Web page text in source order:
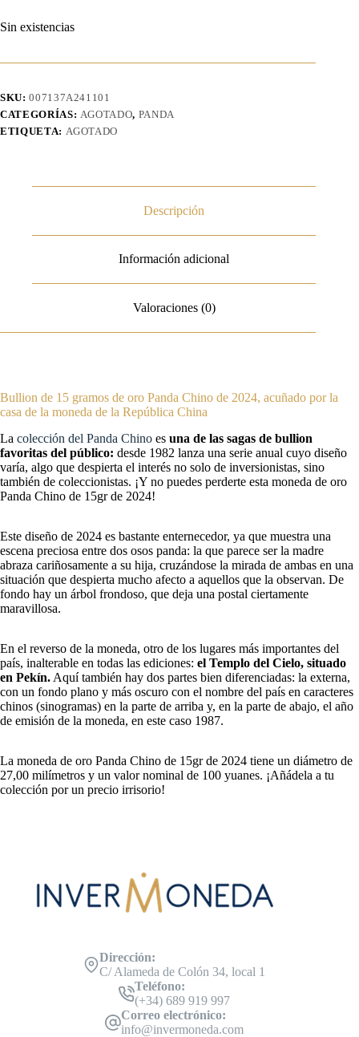
Sin existencias
SKU:007137A241101
CATEGORÍAS: AGOTADO, PANDA
ETIQUETA: AGOTADO
Descripción
Información adicional
Valoraciones (0)
Bullion de 15 gramos de oro Panda Chino de 2024, acuñado por la
casa de la moneda de la República China
La colección del Panda Chino es una de las sagas de bullion
favoritas del público: desde 1982 lanza una serie anual cuyo diseño
varía, algo que despierta el interés no solo de inversionistas, sino
también de coleccionistas. ¡Y no puedes perderte esta moneda de oro
Panda Chino de 15gr de 2024!
Este diseño de 2024 es bastante enternecedor, ya que muestra una
escena preciosa entre dos osos panda: la que parece ser la madre
abraza cariñosamente a su hija, cruzándose la mirada de ambas en una
situación que despierta mucho afecto a aquellos que la observan. De
fondo hay un árbol frondoso, que deja una postal ciertamente
maravillosa.
En el reverso de la moneda, otro de los lugares más importantes del
país, inalterable en todas las ediciones: el Templo del Cielo, situado
en Pekín. Aquí también hay dos partes bien diferenciadas: la externa,
con un fondo plano y más oscuro con el nombre del país en caracteres
chinos (sinogramas) en la parte de arriba y, en la parte de abajo, el año
de emisión de la moneda, en este caso 1987.
La moneda de oro Panda Chino de 15gr de 2024 tiene un diámetro de
27,00 milímetros y un valor nominal de 100 yuanes. ¡Añádela a tu
colección por un precio irrisorio!
Dirección:
C/ Alameda de Colón 34, local 1
Teléfono:
(+34) 689 919 997
Correo electrónico:
info@invermoneda.com